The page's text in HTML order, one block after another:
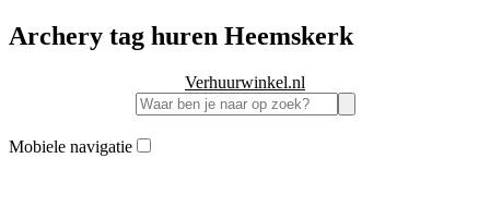
Archery tag huren Heemskerk
Verhuurwinkel.nl
Mobiele navigatie